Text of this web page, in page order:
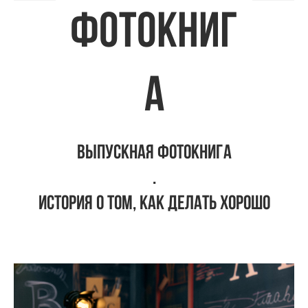
фотокниг
а
выпускная фотокнига
.
история о том, как делать хорошо